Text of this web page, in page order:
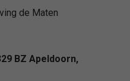
BZ Apeldoorn,